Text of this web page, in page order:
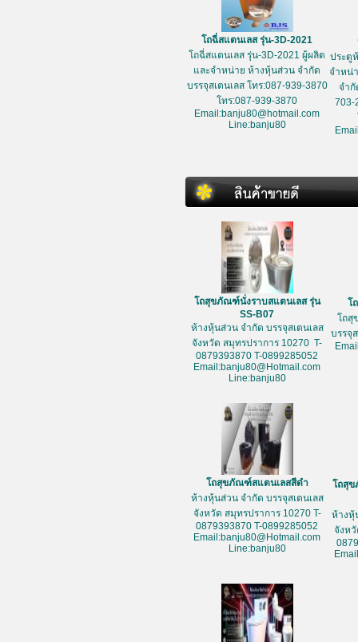
โถฉี่สแตนเลส รุ่น-3D-2021
โถฉี่สแตนเลส รุ่น-3D-2021 ผู้ผลิต
และจำหน่าย ห้างหุ้นส่วน จำกัด
บรรจุสเตนเลส โทร:087-939-3870
โทร:087-939-3870
Email:banju80@hotmail.com
Line:banju80
ประตู
จำหน่
จำกั
703-
โถสุขภัณฑ์นั่งราบสแตนเลส รุ่น
SS-B07
ห้างหุ้นส่วน จำกัด บรรจุสเตนเลส
จังหวัด สมุทรปราการ 10270 T-
0879393870 T-0899285052
Email:banju80@Hotmail.com
Line:banju80
โ
โถสุ
บรรจุ
โถสุขภัณฑ์สแตนเลสสีดำ
ห้างหุ้นส่วน จำกัด บรรจุสเตนเลส
จังหวัด สมุทรปราการ 10270 T-
0879393870 T-0899285052
Email:banju80@Hotmail.com
Line:banju80
โถสุ
ห้างหุ้
จังห